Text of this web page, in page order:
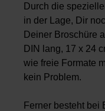
Durch die
in der Lage, Dir
Deiner Broschüre
DIN lang, 17 x 24
wie freie Formate
kein Problem.
Ferner besteht bei